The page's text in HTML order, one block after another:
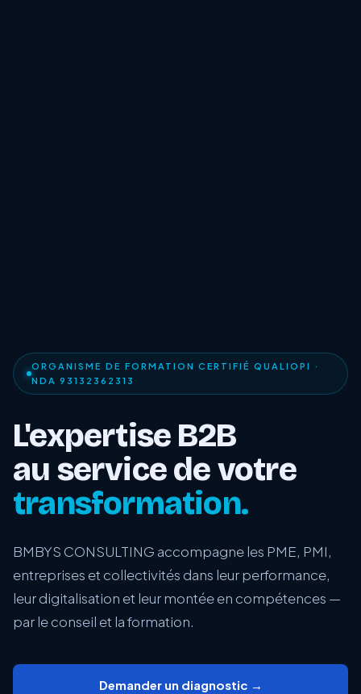
ORGANISME DE FORMATION CERTIFIÉ QUALIOPI ·
NDA 93132362313
L'expertise B2B
au service de votre
transformation.
BMBYS CONSULTING accompagne les PME, PMI,
entreprises et collectivités dans leur performance,
leur digitalisation et leur montée en compétences —
par le conseil et la formation.
Demander un diagnostic →